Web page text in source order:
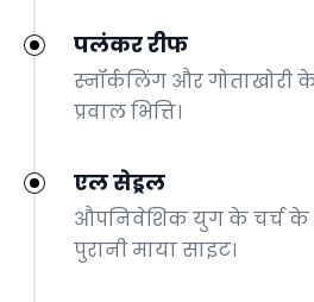
पलंकर रीफ
स्नॉर्कलिंग और गोताखोरी के
प्रवाल भित्ति।
एल सेड्रल
औपनिवेशिक युग के चर्च के
पुरानी माया साइट।